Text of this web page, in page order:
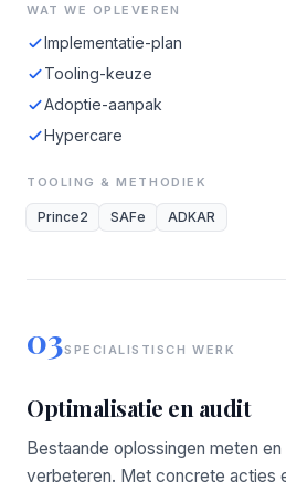
WAT WE OPLEVEREN
Implementatie-plan
Tooling-keuze
Adoptie-aanpak
Hypercare
TOOLING & METHODIEK
Prince2 SAFe ADKAR
03SPECIALISTISCH WERK
Optimalisatie en audit
Bestaande oplossingen meten en
verbeteren. Met concrete acties